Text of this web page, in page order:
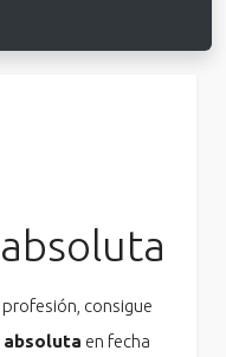
consigue
absoluta en fecha